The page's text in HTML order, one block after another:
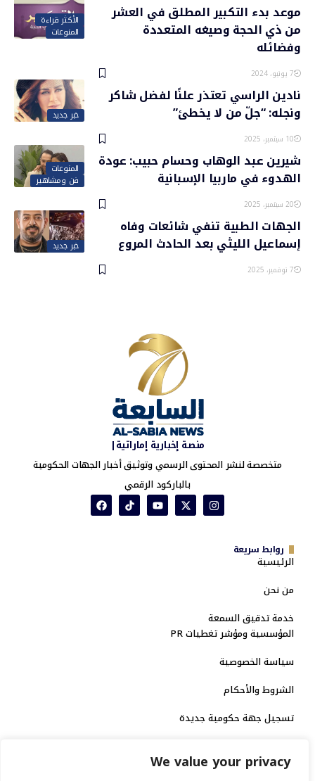
We value your privacy
الأكثر قراءة
المنوعات
موعد بدء التكبير المطلق في العشر
من ذي الحجة وصيغه المتعددة
وفضائله
7 يونيو، 2024
خبر جديد
نادين الراسي تعتذر علنًا لفضل شاكر
ونجله: “جلّ من لا يخطئ”
10 سبتمبر، 2025
المنوعات
فن ومشاهير
شيرين عبد الوهاب وحسام حبيب: عودة
الهدوء في ماربيا الإسبانية
20 سبتمبر، 2025
خبر جديد
الجهات الطبية تنفي شائعات وفاه
إسماعيل الليثي بعد الحادث المروع
7 نوفمبر، 2025
منصة إخبارية إماراتية|
متخصصة لنشر المحتوى الرسمي وتوثيق أخبار الجهات الحكومية
بالباركود الرقمي
روابط سريعة
الرئيسية
من نحن
خدمة تدقيق السمعة
المؤسسية ومؤشر تغطيات PR
سياسة الخصوصية
الشروط والأحكام
تسجيل جهة حكومية جديدة
منصة إخبارية مرخصة